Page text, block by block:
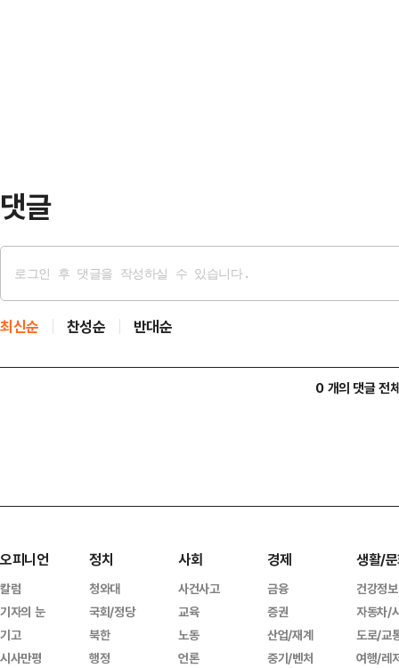
댓글
최신순 찬성순 반대순
0 개의 댓글 전
오피니언
칼럼
기자의 눈
기고
시사만평
정치
청와대
국회/정당
북한
행정
사회
사건사고
교육
노동
언론
경제
금융
증권
산업/재계
중기/벤처
생활/
건강정보
자동차/
도로/교
여행/레